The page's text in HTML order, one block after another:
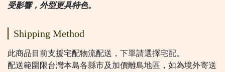
受影響，外型更具特色。
Shipping Method
此商品目前支援宅配物流配送，下單請選擇宅配。
配送範圍限台灣本島各縣市及加價離島地區，如為境外寄送